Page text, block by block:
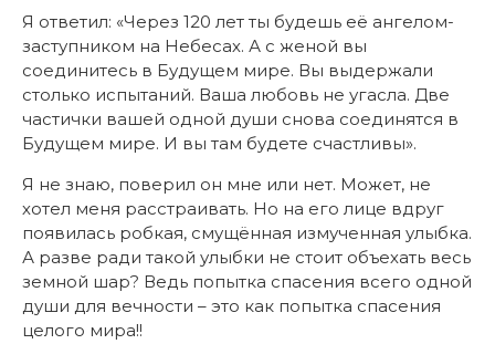
Я ответил: «Через 120 лет ты будешь её ангелом-
заступником на Небесах. А с женой вы
соединитесь в Будущем мире. Вы выдержали
столько испытаний. Ваша любовь не угасла. Две
частички вашей одной души снова соединятся в
Будущем мире. И вы там будете счастливы».
Я не знаю, поверил он мне или нет. Может, не
хотел меня расстраивать. Но на его лице вдруг
появилась робкая, смущённая измученная улыбка.
А разве ради такой улыбки не стоит объехать весь
земной шар? Ведь попытка спасения всего одной
души для вечности – это как попытка спасения
целого мира!!